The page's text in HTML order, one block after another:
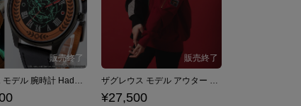
メリノエ モデル 腕時計 Hades II ハデス2 ザグレウス モデル アウター Hades ハデス
¥27,500